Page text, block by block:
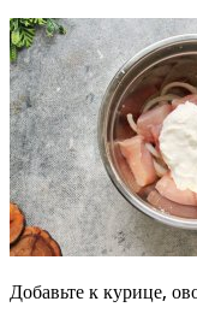
Добавьте к курице,